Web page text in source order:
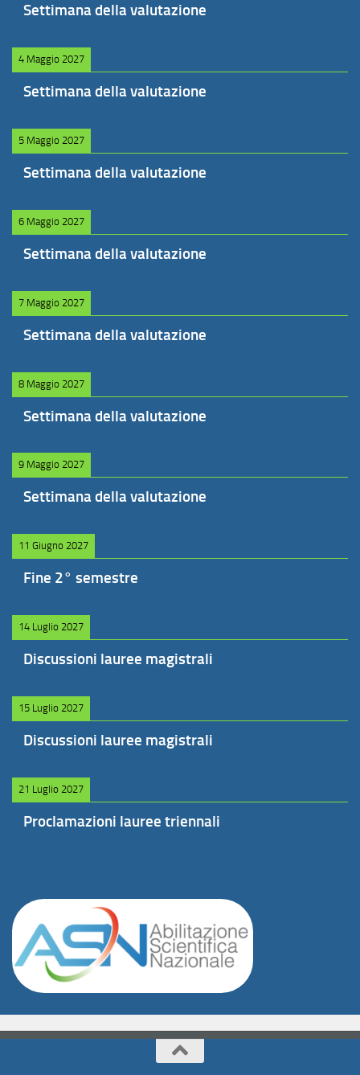
Settimana della valutazione
4 Maggio 2027
Settimana della valutazione
5 Maggio 2027
Settimana della valutazione
6 Maggio 2027
Settimana della valutazione
7 Maggio 2027
Settimana della valutazione
8 Maggio 2027
Settimana della valutazione
9 Maggio 2027
Settimana della valutazione
11 Giugno 2027
Fine 2° semestre
14 Luglio 2027
Discussioni lauree magistrali
15 Luglio 2027
Discussioni lauree magistrali
21 Luglio 2027
Proclamazioni lauree triennali